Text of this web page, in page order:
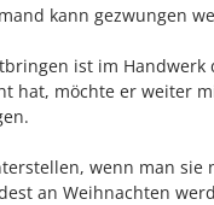
kann gezwungen
ist im
hat, möchte er weiter
wenn man
an Weihnachten